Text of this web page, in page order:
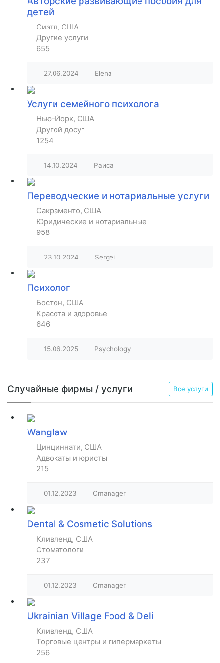
детей
Сиэтл, США
Другие услуги
655
27.06.2024 Elena
Услуги семейного психолога
Нью-Йорк, США
Другой досуг
1254
14.10.2024 Раиса
Переводческие и нотариальные услуги
Сакраменто, США
Юридические и нотариальные
958
23.10.2024 Sergei
Психолог
Бостон, США
Красота и здоровье
646
15.06.2025 Psychology
Случайные фирмы / услуги Все услуги
Wanglaw
Цинциннати, США
Адвокаты и юристы
215
01.12.2023 Cmanager
Dental & Cosmetic Solutions
Кливленд, США
Стоматологи
237
01.12.2023 Cmanager
Ukrainian Village Food & Deli
Кливленд, США
Торговые центры и гипермаркеты
256